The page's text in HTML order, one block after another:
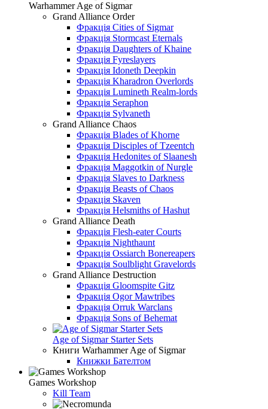
Warhammer Age of Sigmar
Grand Alliance Order
Фракція Cities of Sigmar
Фракція Stormcast Eternals
Фракція Daughters of Khaine
Фракція Fyreslayers
Фракція Idoneth Deepkin
Фракція Kharadron Overlords
Фракція Lumineth Realm-lords
Фракція Seraphon
Фракція Sylvaneth
Grand Alliance Chaos
Фракція Blades of Khorne
Фракція Disciples of Tzeentch
Фракція Hedonites of Slaanesh
Фракція Maggotkin of Nurgle
Фракція Slaves to Darkness
Фракція Beasts of Chaos
Фракція Skaven
Фракція Helsmiths of Hashut
Grand Alliance Death
Фракція Flesh-eater Courts
Фракція Nighthaunt
Фракція Ossiarch Bonereapers
Фракція Soulblight Gravelords
Grand Alliance Destruction
Фракція Gloomspite Gitz
Фракція Ogor Mawtribes
Фракція Orruk Warclans
Фракція Sons of Behemat
Age of Sigmar Starter Sets
Книги Warhammer Age of Sigmar
Книжки Бателтом
Games Workshop
Kill Team